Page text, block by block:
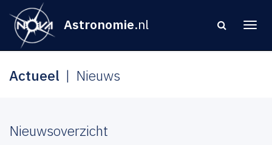
Astronomie.nl
Actueel Nieuws
Nieuwsoverzicht